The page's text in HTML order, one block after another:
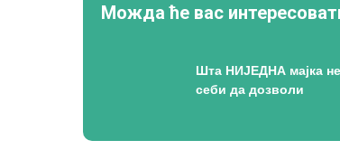
Можда ће вас
Шта НИЈЕДНА мајка
себи да дозволи